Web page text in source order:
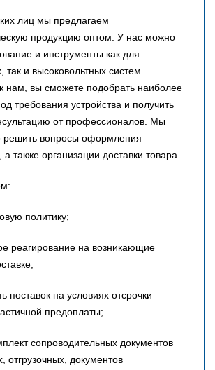
лиц мы предлагаем
продукцию оптом. У нас можно
и инструменты как для
так и высоковольтных систем.
нам, вы сможете подобрать наиболее
требования устройства и получить
от профессионалов. Мы
решить вопросы оформления
также организации доставки товара.
политику;
реагирование на возникающие
поставок на условиях отсрочки
предоплаты;
сопроводительных документов
отгрузочных, документов